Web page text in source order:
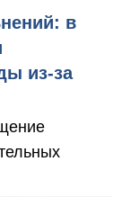
в
из-за